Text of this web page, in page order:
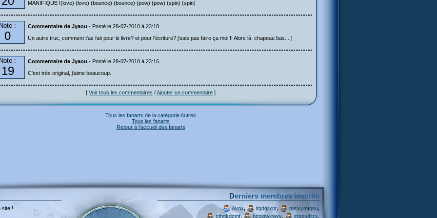
MANIFIQUE !(love) (love) (bounce) (bounce) (pow) (pow) (spin) (spin)
:
0
Commentaire de Jyaou - Posté le 28-07-2010 à 23:18
Un autre truc, comment t'as fait pour le livre? et pour l'écriture? j'sais pas faire ça moi!!! Alors là, chapeau bas...:)
:
19
Commentaire de Jyaou - Posté le 28-07-2010 à 23:16
C'est très original, j'aime beaucoup.
[ Voir tous les commentaires /Ajouter un commentaire ]
Tous les fanarts de la catégorie Autres
Tous les fanarts
Retour à l'accueil des fanarts
site !
Derniers membres inscrits
Avox itgdqiixnr, msivymtqsu
pttytkdzmf, hzpjqwkwvv ztgoudljzx